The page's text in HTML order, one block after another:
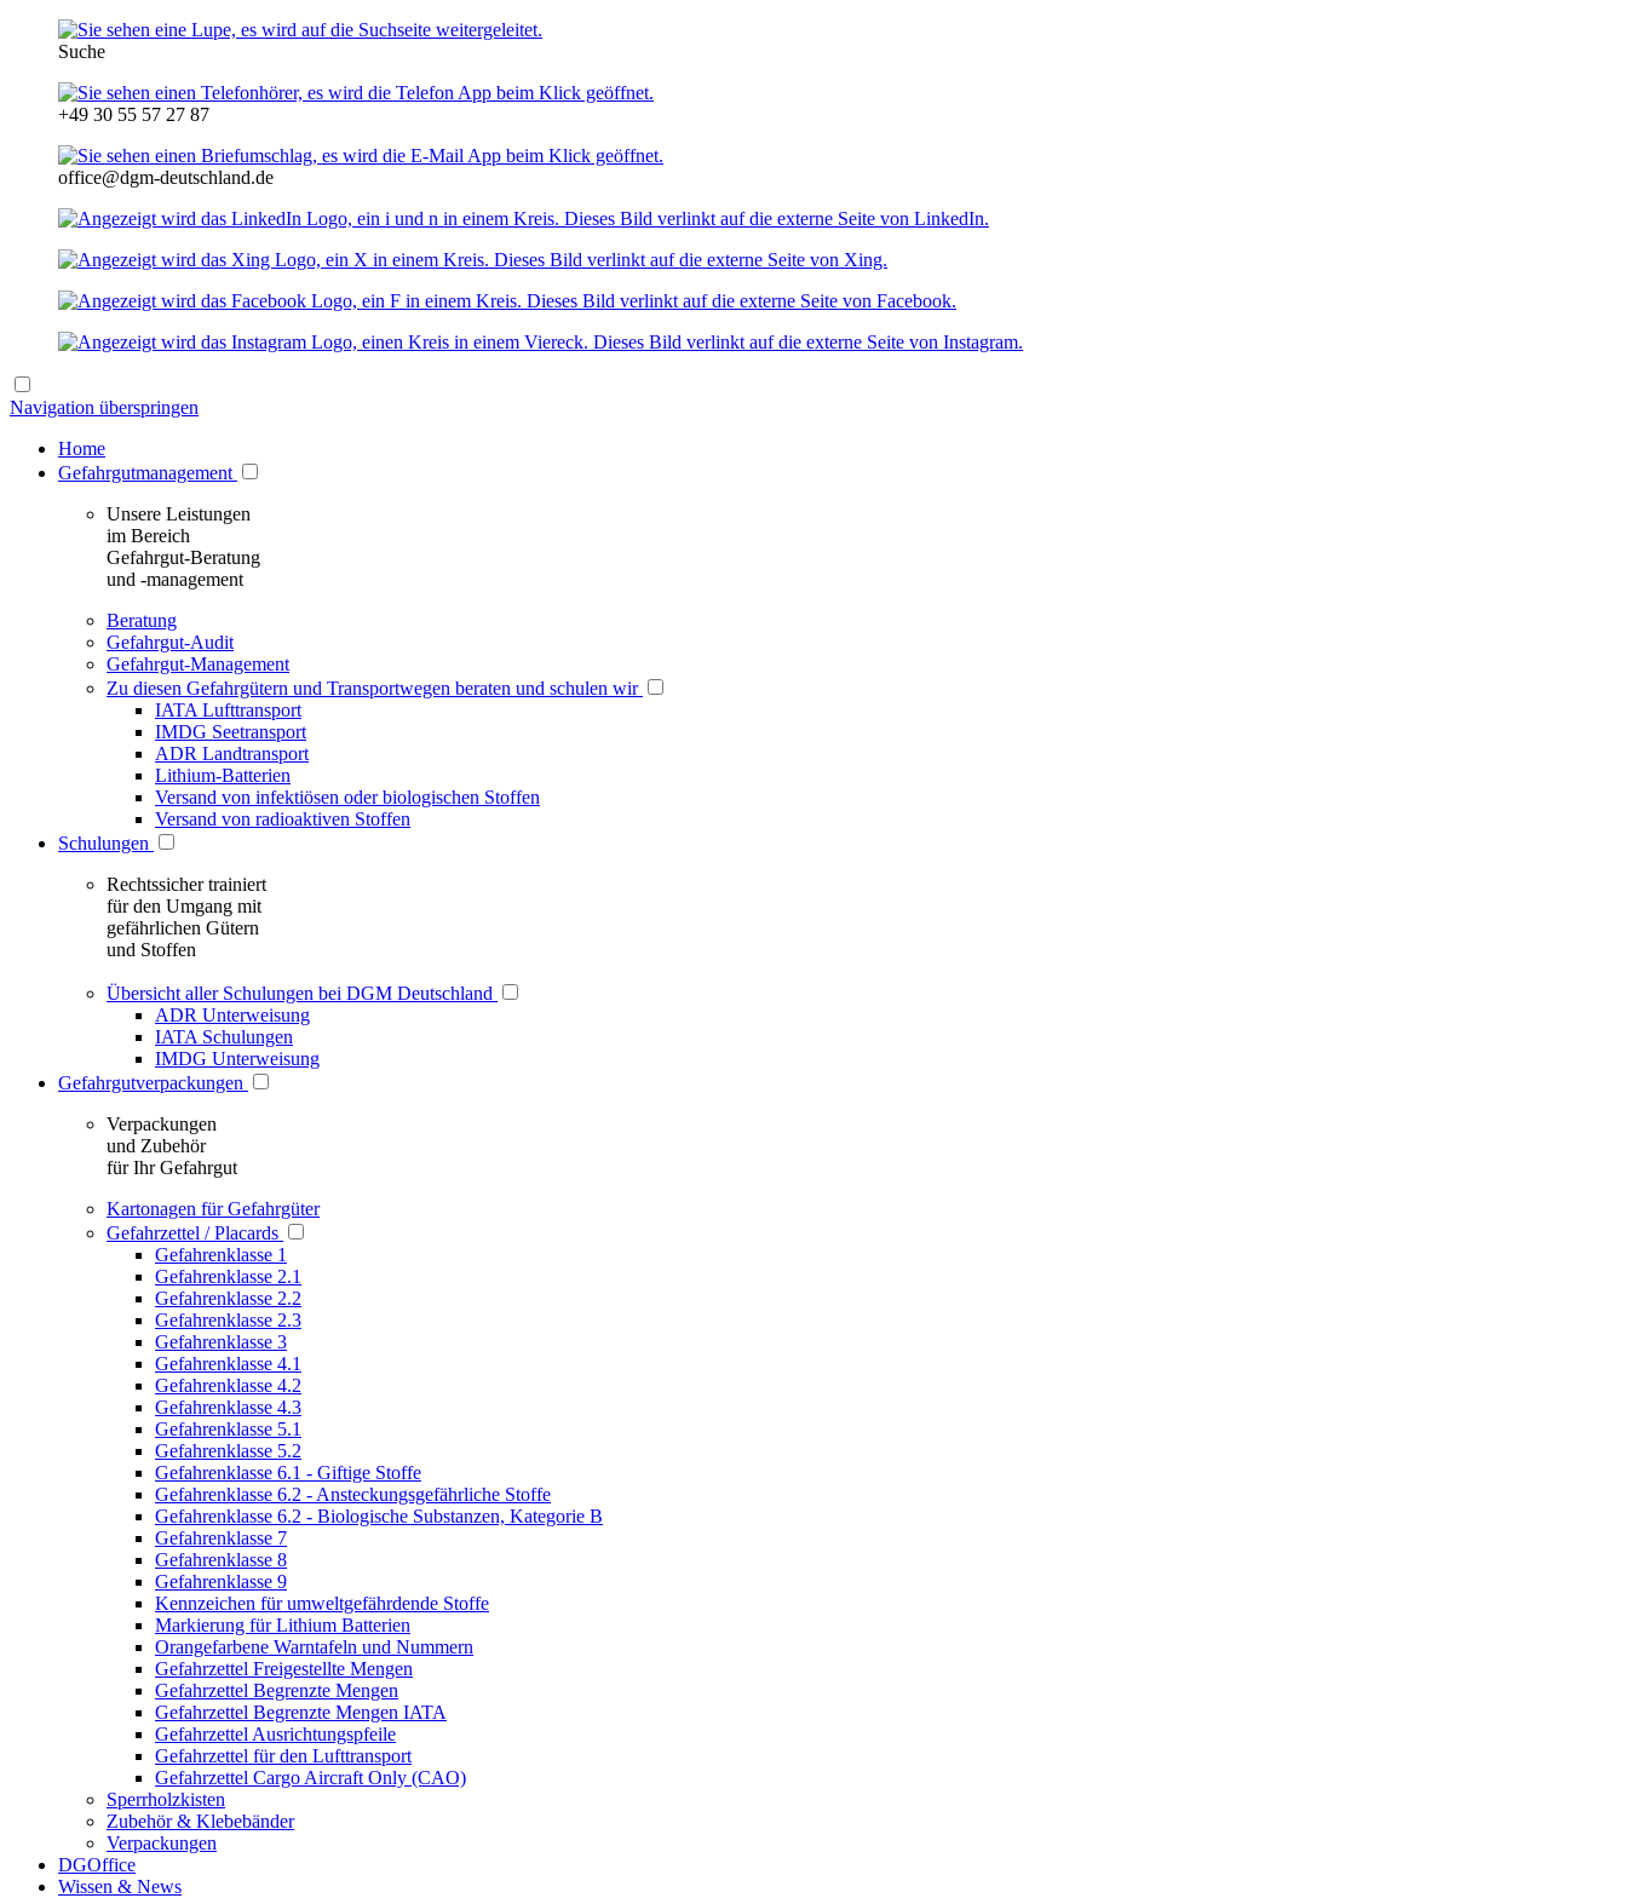
Suche
+49 30 55 57 27 87
office@dgm-deutschland.de
Navigation überspringen
Home
Gefahrgutmanagement
Unsere Leistungen
im Bereich
Gefahrgut-Beratung
und -management
Beratung
Gefahrgut-Audit
Gefahrgut-Management
Zu diesen Gefahrgütern und Transportwegen beraten und schulen wir
IATA Lufttransport
IMDG Seetransport
ADR Landtransport
Lithium-Batterien
Versand von infektiösen oder biologischen Stoffen
Versand von radioaktiven Stoffen
Schulungen
Rechtssicher trainiert
für den Umgang mit
gefährlichen Gütern
und Stoffen
Übersicht aller Schulungen bei DGM Deutschland
ADR Unterweisung
IATA Schulungen
IMDG Unterweisung
Gefahrgutverpackungen
Verpackungen
und Zubehör
für Ihr Gefahrgut
Kartonagen für Gefahrgüter
Gefahrzettel / Placards
Gefahrenklasse 1
Gefahrenklasse 2.1
Gefahrenklasse 2.2
Gefahrenklasse 2.3
Gefahrenklasse 3
Gefahrenklasse 4.1
Gefahrenklasse 4.2
Gefahrenklasse 4.3
Gefahrenklasse 5.1
Gefahrenklasse 5.2
Gefahrenklasse 6.1 - Giftige Stoffe
Gefahrenklasse 6.2 - Ansteckungsgefährliche Stoffe
Gefahrenklasse 6.2 - Biologische Substanzen, Kategorie B
Gefahrenklasse 7
Gefahrenklasse 8
Gefahrenklasse 9
Kennzeichen für umweltgefährdende Stoffe
Markierung für Lithium Batterien
Orangefarbene Warntafeln und Nummern
Gefahrzettel Freigestellte Mengen
Gefahrzettel Begrenzte Mengen
Gefahrzettel Begrenzte Mengen IATA
Gefahrzettel Ausrichtungspfeile
Gefahrzettel für den Lufttransport
Gefahrzettel Cargo Aircraft Only (CAO)
Sperrholzkisten
Zubehör & Klebebänder
Verpackungen
DGOffice
Wissen & News